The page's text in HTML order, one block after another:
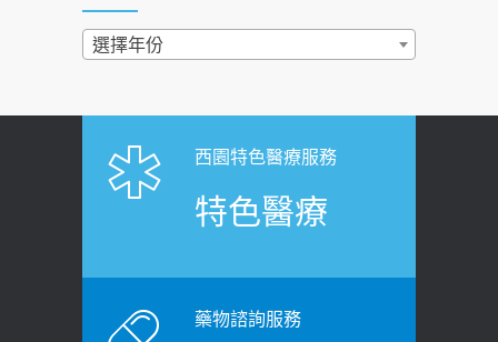
民眾熱血響應
2026-06-30
健康肛門痛都是痔瘡?醫談瘍瘍瘻管與肛
裂差異 逾50歲民眾可做1事
原則避免血糖血壓飆高
過量維生素D和鈣恐罹癌? 醫師釋
「落枕」不要大力按脖子！ 1招「伸
展運動」預防落枕
老後睡不好、夜間易跌倒
選擇年份
西園特色醫療服務
特色醫療
藥物諮詢服務